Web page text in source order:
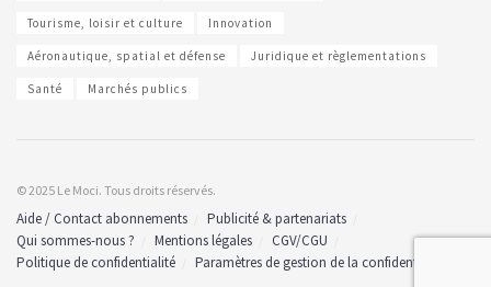
Tourisme, loisir et culture Innovation
Aéronautique, spatial et défense Juridique et règlementations
Santé Marchés publics
© 2025 Le Moci. Tous droits réservés.
Aide / Contact abonnements
Publicité & partenariats
Qui sommes-nous ?
Mentions légales
CGV/CGU
Politique de confidentialité
Paramètres de gestion de la confidentialité